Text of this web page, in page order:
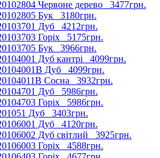
Червоне дерево 3477грн.
Бук 3180грн.
Дуб 4212грн.
Горіх 5175грн.
Бук 3966грн.
Дуб кантрі 4099грн.
Дуб 4099грн.
Сосна 3932грн.
Дуб 5986грн.
Горіх 5986грн.
Дуб 3403грн.
Дуб 4120грн.
Дуб світлий 3925грн.
Горіх 4588грн.